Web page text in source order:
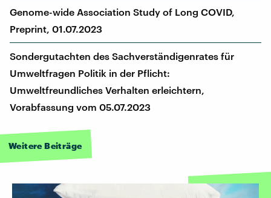
Genome-wide Association Study of Long COVID,
Preprint, 01.07.2023
Sondergutachten des Sachverständigenrates für
Umweltfragen Politik in der Pflicht:
Umweltfreundliches Verhalten erleichtern,
Vorabfassung vom 05.07.2023
Weitere Beiträge